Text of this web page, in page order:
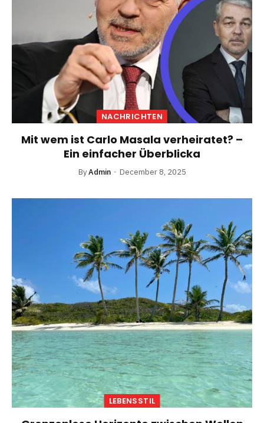
NACHRICHTEN
Mit wem ist Carlo Masala verheiratet? –
Ein einfacher Überblicka
By Admin December 8, 2025
LEBENSSTIL